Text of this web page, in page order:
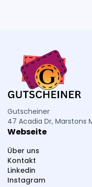
Gutscheiner
47 Acadia Dr, Marstons
Webseite
Über uns
Kontakt
Linkedin
Instagram